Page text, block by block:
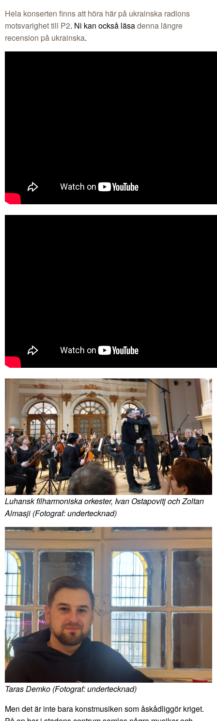
Hela konserten finns att höra här på ukrainska radions
motsvarighet till P2. Ni kan också läsadenna längre
recension på ukrainska.
Luhansk filharmoniska orkester, Ivan Ostapovitj och Zoltan
Almasji (Fotograf: undertecknad)
Taras Demko (Fotograf: undertecknad)
Men det är inte bara konstmusiken som åskådliggör kriget.